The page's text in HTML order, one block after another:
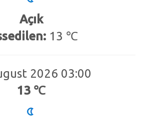
Açık
13 ℃
2026 03:00
13 ℃